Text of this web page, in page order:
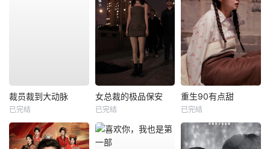
裁员裁到大动脉
已完结
女总裁的极品保安
已完结
重生90有点甜
已完结